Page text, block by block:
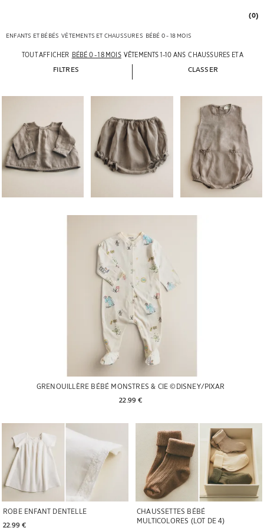
(0)
ENFANTS ET BÉBÉS VÊTEMENTS ET CHAUSSURES BÉBÉ 0 - 18 MOIS
TOUT AFFICHER BÉBÉ 0 - 18 MOIS VÊTEMENTS 1-10 ANS CHAUSSURES ET
FILTRES CLASSER
Image changée en 1 de 6 Image changée en 1 de 5 Image changée en 1 de
GRENOUILLÈRE BÉBÉ MONSTRES & CIE ©DISNEY/PIXAR
22.99 €
ROBE ENFANT DENTELLE
22.99 €
CHAUSSETTES BÉBÉ
MULTICOLORES (LOT DE 4)